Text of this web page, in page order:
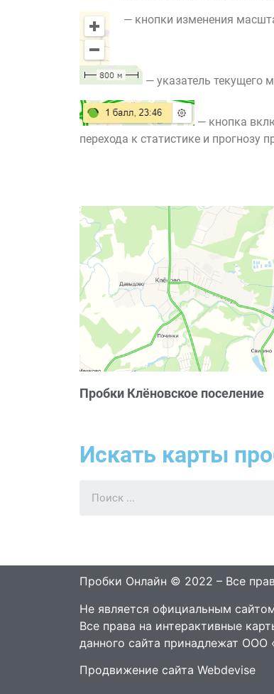
— кнопки изменения
— указатель текущего
— кнопка
перехода к статистике и прогнозу
Пробки Клёновское поселение
Искать карты
Пробки Онлайн © 2022 – Все
Не является официальным
Все права на интерактивные
данного сайта принадлежат
Продвижение сайта Webdevise